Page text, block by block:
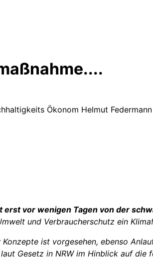
Ökonom Helmut Federmann
vor wenigen Tagen von der
und Verbraucherschutz ein
ist vorgesehen, ebenso
Gesetz in NRW im Hinblick auf